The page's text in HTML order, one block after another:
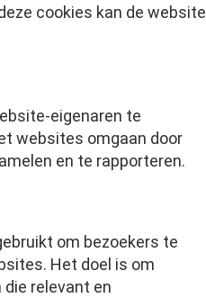
cookies kan de website
eigenaren te
websites omgaan door
en te rapporteren.
om bezoekers te
Het doel is om
relevant en